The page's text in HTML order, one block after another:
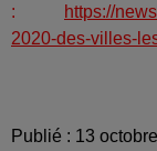
:
https://
2020-des-villes-
Publié : 13